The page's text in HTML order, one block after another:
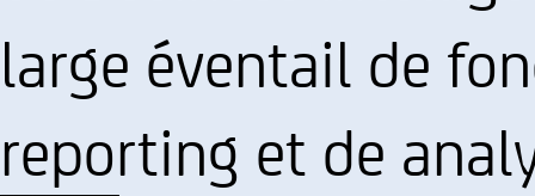
large éventail de
reporting et de